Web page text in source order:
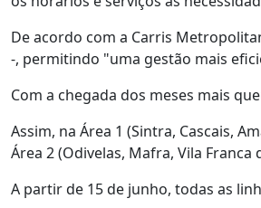
De acordo com a Carris
-, permitindo "uma gestão mais
Com a chegada dos meses mais
Assim, na Área 1 (Sintra, Cascais,
Área 2 (Odivelas, Mafra, Vila
A partir de 15 de junho, todas as